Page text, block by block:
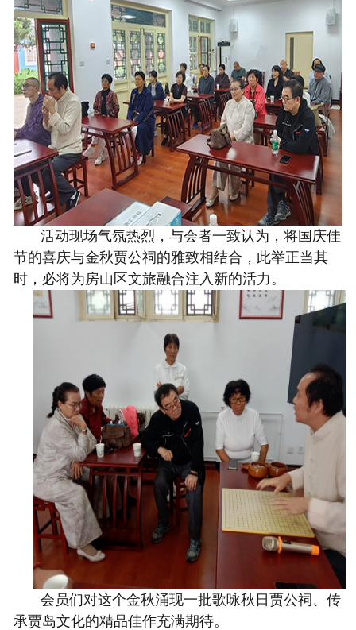
活动现场气氛热烈，与会者一致认为，将国庆佳
节的喜庆与金秋贾公祠的雅致相结合，此举正当其
时，必将为房山区文旅融合注入新的活力。
会员们对这个金秋涌现一批歌咏秋日贾公祠、传
承贾岛文化的精品佳作充满期待。